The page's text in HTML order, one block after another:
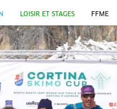
LOISIR ET STAGES FFME